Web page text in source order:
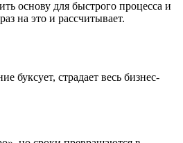
основу для быстрого процесса и
на это и рассчитывает.
буксует, страдает весь бизнес-